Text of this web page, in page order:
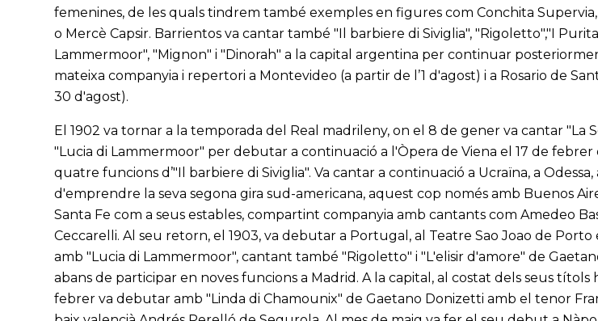
femenines, de les quals tindrem també exemples en figures com Conchita Supervia,
o Mercè Capsir. Barrientos va cantar també "Il barbiere di Siviglia", "Rigoletto","I
Lammermoor", "Mignon" i "Dinorah" a la capital argentina per continuar
mateixa companyia i repertori a Montevideo (a partir de l’1 d'agost) i a Rosario de
30 d'agost).
El 1902 va tornar a la temporada del Real madrileny, on el 8 de gener va cantar "La
"Lucia di Lammermoor" per debutar a continuació a l'Òpera de Viena el 17 de febrer
quatre funcions d’"Il barbiere di Siviglia". Va cantar a continuació a Ucraïna, a Odessa,
d'emprendre la seva segona gira sud-americana, aquest cop només amb Buenos
Santa Fe com a seus estables, compartint companyia amb cantants com Amedeo
Ceccarelli. Al seu retorn, el 1903, va debutar a Portugal, al Teatre Sao Joao de
amb "Lucia di Lammermoor", cantant també "Rigoletto" i "L'elisir d'amore" de
abans de participar en noves funcions a Madrid. A la capital, al costat dels seus títols
febrer va debutar amb "Linda di Chamounix" de Gaetano Donizetti amb el tenor